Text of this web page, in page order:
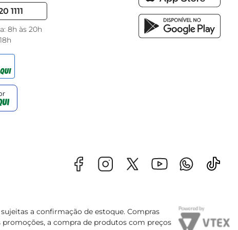
1111
8h às 20h
a confirmação de estoque. Compras
a compra de produtos com preços